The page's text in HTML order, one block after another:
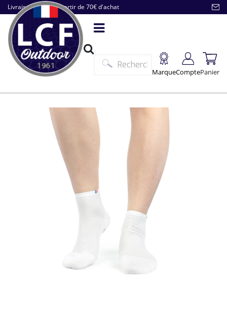
Livraison offerte à partir de 70€ d'achat
MarqueComptePanier